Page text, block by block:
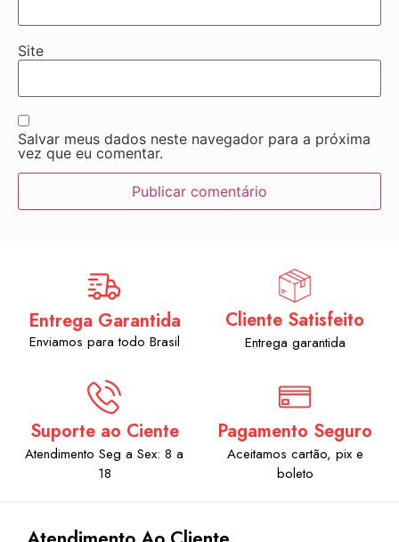
Site
Salvar meus dados neste navegador para a próxima
vez que eu comentar.
Entrega Garantida
Enviamos para todo Brasil
Cliente Satisfeito
Entrega garantida
Suporte ao Ciente
Atendimento Seg a Sex: 8 a
18
Pagamento Seguro
Aceitamos cartão, pix e
boleto